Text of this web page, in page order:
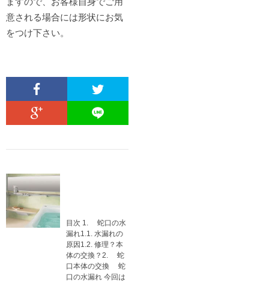
意される場合には形状にお気
をつけ下さい。
目次 1. 蛇口の水
漏れ1.1. 水漏れの
原因1.2. 修理？本
体の交換？2. 蛇
口本体の交換 蛇
口の水漏れ 今回は